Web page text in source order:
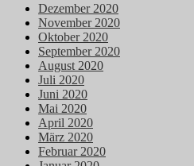
Dezember 2020
November 2020
Oktober 2020
September 2020
August 2020
Juli 2020
Juni 2020
Mai 2020
April 2020
März 2020
Februar 2020